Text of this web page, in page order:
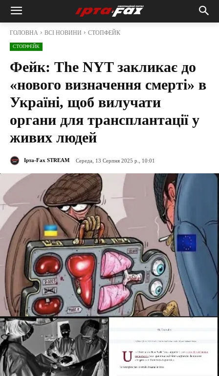
ГОЛОВНА ВСІ НОВИНИ СТОПФЕЙК
СТОПФЕЙК
Фейк: The NYT закликає до
«нового визначення смерті» в
Україні, щоб вилучати
органи для трансплантації у
живих людей
Ірта-Fax STREAM Середа, 13 Серпня 2025 р., 10:01